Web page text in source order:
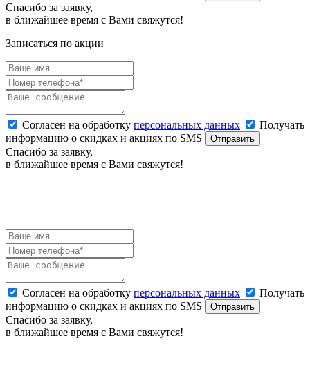
Спасибо за заявку,
в ближайшее время с Вами свяжутся!
Записаться по акции
Согласен на обработку персональных данных
Получать
информацию о скидках и акциях по SMS
Отправить
Спасибо за заявку,
в ближайшее время с Вами свяжутся!
Согласен на обработку персональных данных
Получать
информацию о скидках и акциях по SMS
Отправить
Спасибо за заявку,
в ближайшее время с Вами свяжутся!